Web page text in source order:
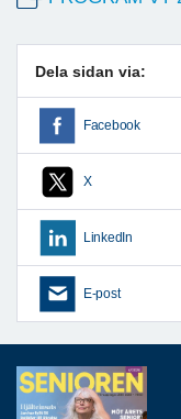
Dela sidan via:
Facebook
X
LinkedIn
E-post